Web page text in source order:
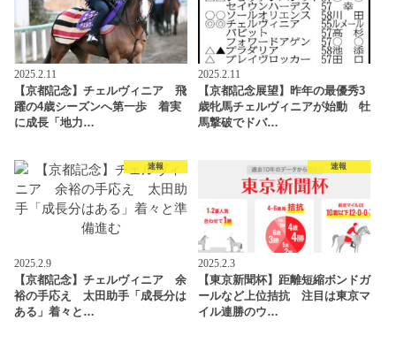
2025.2.11
【京都記念】チェルヴィニア 飛
躍の4歳シーズンへ第一歩 着実
に成長「地力…
2025.2.11
【京都記念展望】昨年の最優秀3
歳牝馬チェルヴィニアが始動 牡
馬撃破でドバ…
速報
2025.2.9
【京都記念】チェルヴィニア 余
裕の手応え 太田助手「成長分は
ある」着々と…
速報
2025.2.3
【東京新聞杯】距離短縮ボンドガ
ールなど上位拮抗 注目は東京マ
イル連勝のウ…